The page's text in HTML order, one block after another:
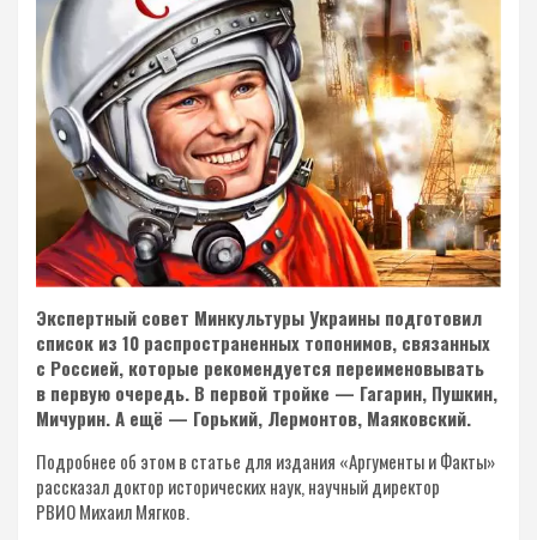
Экспертный совет Минкультуры Украины подготовил
список из 10 распространенных топонимов, связанных
с Россией, которые рекомендуется переименовывать
в первую очередь. В первой тройке — Гагарин, Пушкин,
Мичурин. А ещё — Горький, Лермонтов, Маяковский.
Подробнее об этом в статье для издания «Аргументы и Факты»
рассказал доктор исторических наук, научный директор
РВИО Михаил Мягков.